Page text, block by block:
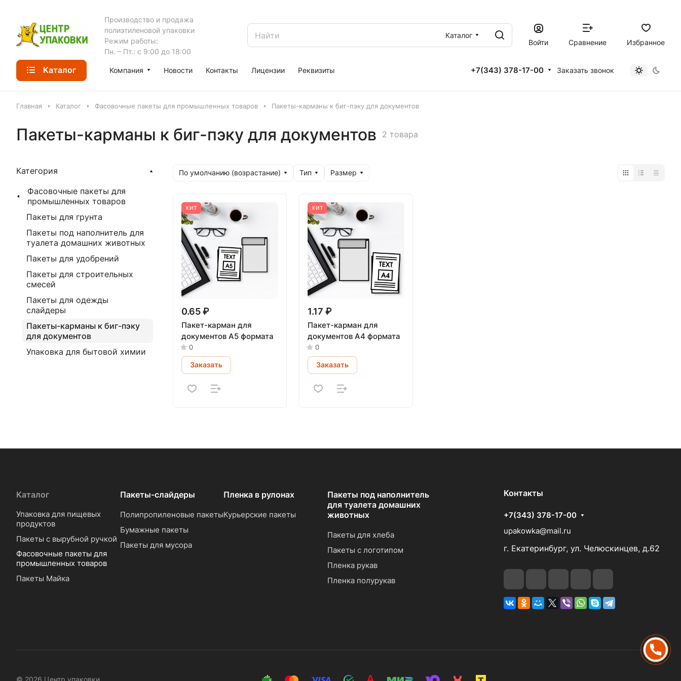
Производство и продажа
полиэтиленовой упаковки
Режим работы:
Пн. – Пт.: с 9:00 до 18:00
Каталог
Войти
Сравнение Избранное
Каталог Компания Новости Контакты Лицензии Реквизиты +7(343) 378-17-00 Заказать звонок
Главная Каталог Фасовочные пакеты для промышленных товаров Пакеты-карманы к биг-пэку для документов
Пакеты-карманы к биг-пэку для документов 2 товара
По умолчанию (возрастание) Тип Размер
ХИТ
0.65 ₽
Пакет-карман для
документов А5 формата
0
Заказать
ХИТ
1.17 ₽
Пакет-карман для
документов А4 формата
0
Заказать
Категория
Фасовочные пакеты для
промышленных товаров
Пакеты для грунта
Пакеты под наполнитель для
туалета домашних животных
Пакеты для удобрений
Пакеты для строительных
смесей
Пакеты для одежды
слайдеры
Пакеты-карманы к биг-пэку
для документов
Упаковка для бытовой химии
Каталог
Упаковка для пищевых
продуктов
Пакеты с вырубной ручкой
Фасовочные пакеты для
промышленных товаров
Пакеты Майка
Пакеты-слайдеры
Полипропиленовые пакеты
Бумажные пакеты
Пакеты для мусора
Пленка в рулонах
Курьерские пакеты
Пакеты под наполнитель
для туалета домашних
животных
Пакеты для хлеба
Пакеты с логотипом
Пленка рукав
Пленка полурукав
Контакты
+7(343) 378-17-00
upakowka@mail.ru
г. Екатеринбург, ул. Челюскинцев, д.62
© 2026 Центр упаковки
НАПИСАТЬ